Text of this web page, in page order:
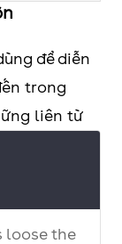
have lost
him, he
I got into
để diễn
trong
liên từ
loose the